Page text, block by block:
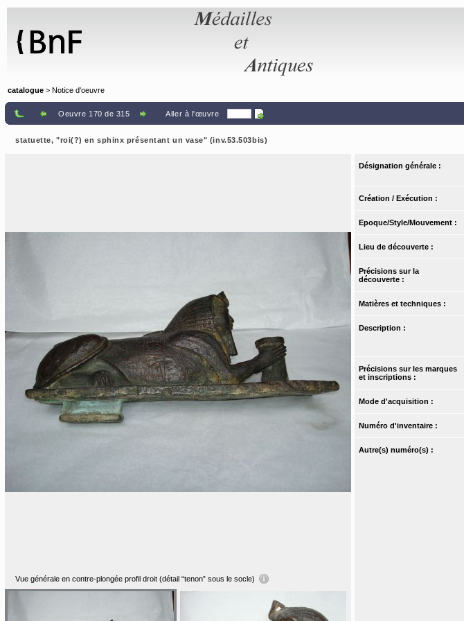
catalogue > Notice d'oeuvre
Oeuvre 170 de 315 Aller à l'œuvre
statuette, "roi(?) en sphinx présentant un vase" (inv.53.503bis)
Vue générale en contre-plongée profil droit (détail “tenon” sous le socle)
Désignation générale :
Création / Exécution :
Epoque/Style/Mouvement :
Lieu de découverte :
Précisions sur la
découverte :
Matières et techniques :
Description :
Précisions sur les marques
et inscriptions :
Mode d'acquisition :
Numéro d'inventaire :
Autre(s) numéro(s) :